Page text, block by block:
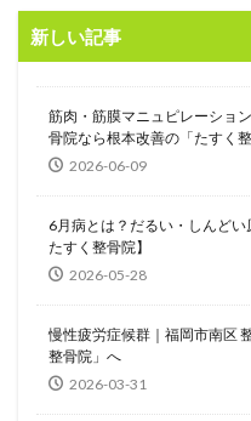
新しい記事
筋肉・筋膜マニュピレーショ
骨院なら根本改善の「たすく
2026-06-09
6月病とは？だるい・しんど
たすく整骨院】
2026-05-28
慢性疲労症候群｜福岡市南区
整骨院」へ
2026-03-31